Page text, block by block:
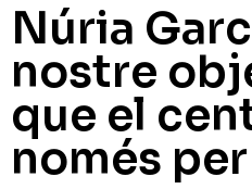
Núria
nostre
que el
només